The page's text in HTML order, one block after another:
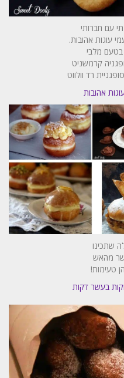
עם חברותי
עוגות אהובות.
בטעם מלבי
קרמשניט
רד וולווט
אהובות
שתכינו
מהאש
טעימות!
בעשר דקות